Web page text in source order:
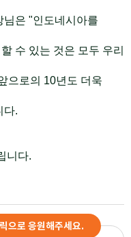
은 "인도네시아를
수 있는 것은 모두 우리
으로의 10년도 더욱
다.
니다.
으로 응원해주세요.